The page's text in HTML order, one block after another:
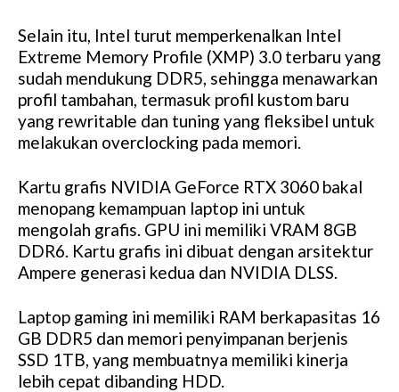
Selain itu, Intel turut memperkenalkan Intel
Extreme Memory Profile (XMP) 3.0 terbaru yang
sudah mendukung DDR5, sehingga menawarkan
profil tambahan, termasuk profil kustom baru
yang rewritable dan tuning yang fleksibel untuk
melakukan overclocking pada memori.
Kartu grafis NVIDIA GeForce RTX 3060 bakal
menopang kemampuan laptop ini untuk
mengolah grafis. GPU ini memiliki VRAM 8GB
DDR6. Kartu grafis ini dibuat dengan arsitektur
Ampere generasi kedua dan NVIDIA DLSS.
Laptop gaming ini memiliki RAM berkapasitas 16
GB DDR5 dan memori penyimpanan berjenis
SSD 1TB, yang membuatnya memiliki kinerja
lebih cepat dibanding HDD.